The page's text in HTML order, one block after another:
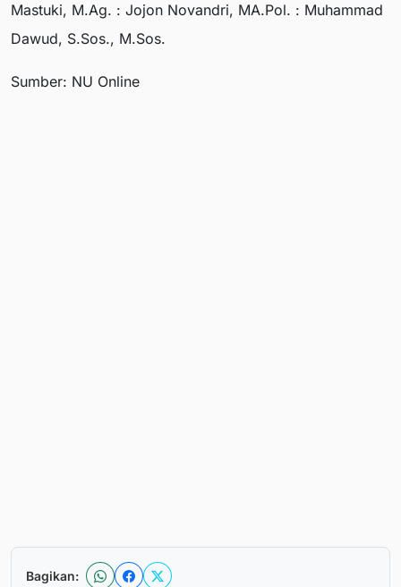
Mastuki, M.Ag. : Jojon Novandri, MA.Pol. : Muhammad
Dawud, S.Sos., M.Sos.
Sumber: NU Online
Bagikan: